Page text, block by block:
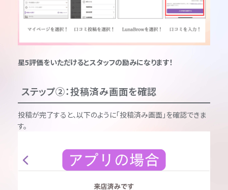
星5評価をいただけるとスタッフの励みになります！
ステップ②：投稿済み画面を確認
投稿が完了すると、以下のように「投稿済み画面」を確認できま
す。